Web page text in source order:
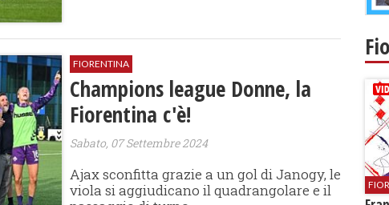
FIORENTINA
Champions league Donne, la
Fiorentina c'è!
Sabato, 07 Settembre 2024
Ajax sconfitta grazie a un gol di Janogy, le
viola si aggiudicano il quadrangolare e il